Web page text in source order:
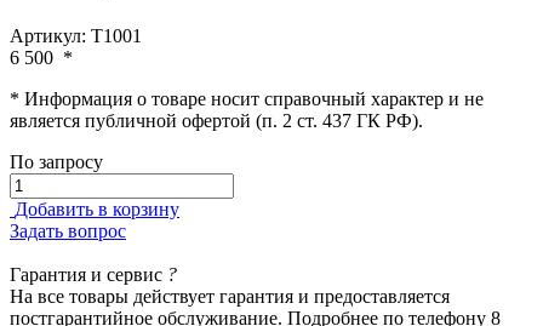
Артикул: Т1001
6 500 *
* Информация о товаре носит справочный характер и не
является публичной офертой (п. 2 ст. 437 ГК РФ).
По запросу
Добавить в корзину
Задать вопрос
Гарантия и сервис ?
На все товары действует гарантия и предоставляется
постгарантийное обслуживание. Подробнее по телефону 8